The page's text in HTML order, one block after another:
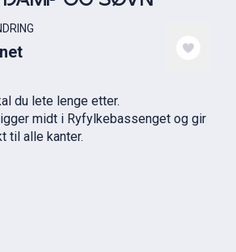
du lete lenge etter.
midt i Ryfylkebassenget og gir
til alle kanter.